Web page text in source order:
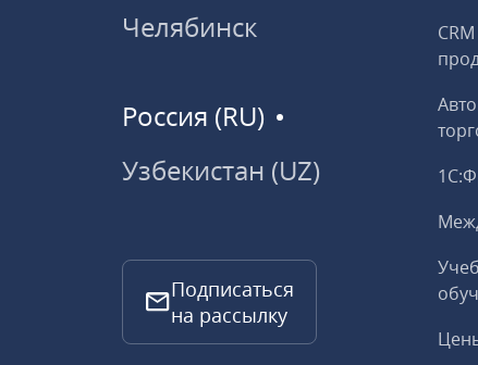
Челябинск
Россия (RU)
Узбекистан (UZ)
Подписаться
на рассылку